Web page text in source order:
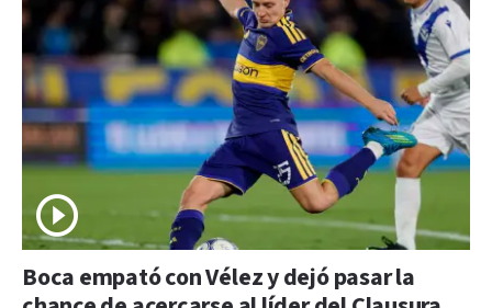
Boca empató con Vélez y dejó pasar la